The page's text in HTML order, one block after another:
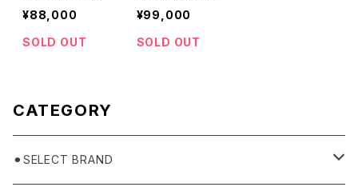
Jacket
¥88,000
SOLD OUT
¥99,000
SOLD OUT
CATEGORY
⚫︎SELECT BRAND